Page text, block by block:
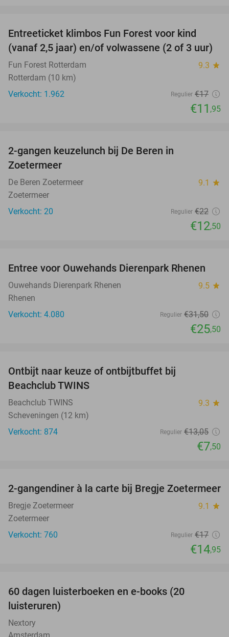
Entreeticket klimbos Fun Forest voor kind
(vanaf 2,5 jaar) en/of volwassene (2 of 3 uur)
Fun Forest Rotterdam 9.3 star
Rotterdam (10 km)
Verkocht: 1.962
Regulier €17
€11 ,95
2-gangen keuzelunch bij De Beren in
Zoetermeer
De Beren Zoetermeer 9.1 star
Zoetermeer
Verkocht: 20
Regulier €22
€12,50
19%
Entree voor Ouwehands Dierenpark Rhenen
Ouwehands Dierenpark Rhenen 9.5 star
Rhenen
Verkocht: 4.080
Regulier €31,50
€25,50
Ontbijt naar keuze of ontbijtbuffet bij
Beachclub TWINS
Beachclub TWINS 9.3 star
Scheveningen (12 km)
Verkocht: 874
Regulier €13,05
€7,50
12%
2-gangendiner à la carte bij Bregje Zoetermeer
Bregje Zoetermeer 9.1 star
Zoetermeer
Verkocht: 760
Regulier €17
€14,95
60 dagen luisterboeken en e-books (20
luisteruren)
Nextory